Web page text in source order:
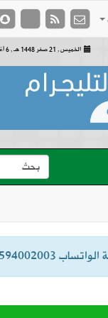
الخميس , 21 صفر 1448 هـ , 6 أغسطس 2026 م |